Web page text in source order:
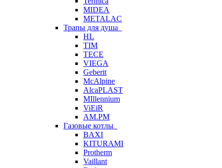
MIDEA
METALAC
Трапы для душа
HL
TIM
TECE
VIEGA
Geberit
McAlpine
AlcaPLAST
MIllennium
ViEiR
AM.PM
Газовые котлы
BAXI
KITURAMI
Protherm
Vaillant